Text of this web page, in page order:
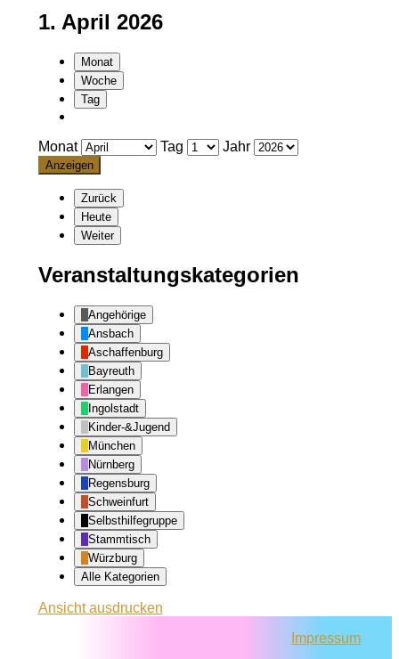
1. April 2026
Monat
Woche
Tag
Monat Tag Jahr
Zurück
Heute
Weiter
Veranstaltungskategorien
Angehörige
Ansbach
Aschaffenburg
Bayreuth
Erlangen
Ingolstadt
Kinder-&Jugend
München
Nürnberg
Regensburg
Schweinfurt
Selbsthilfegruppe
Stammtisch
Würzburg
Alle Kategorien
Ansichtausdrucken
Impressum